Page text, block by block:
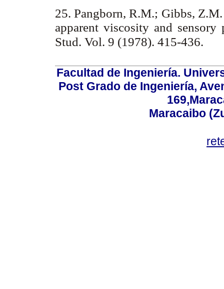
25. Pangborn, R.M.; Gibbs,
apparent viscosity and sensory
Stud. Vol. 9 (1978). 415-436.
Facultad de Ingeniería.
Post Grado de Ingeniería,
Maracaibo